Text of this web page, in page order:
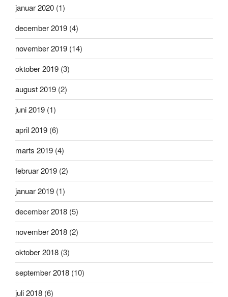
januar 2020 (1)
december 2019 (4)
november 2019 (14)
oktober 2019 (3)
august 2019 (2)
juni 2019 (1)
april 2019 (6)
marts 2019 (4)
februar 2019 (2)
januar 2019 (1)
december 2018 (5)
november 2018 (2)
oktober 2018 (3)
september 2018 (10)
juli 2018 (6)